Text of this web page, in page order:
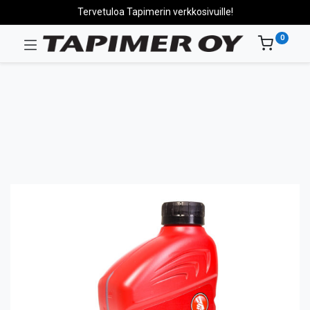
Tervetuloa Tapimerin verkkosivuille!
0